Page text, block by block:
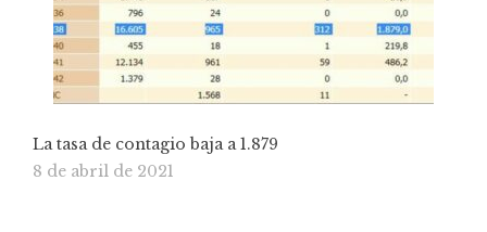
La tasa de contagio baja a 1.879
8 de abril de 2021